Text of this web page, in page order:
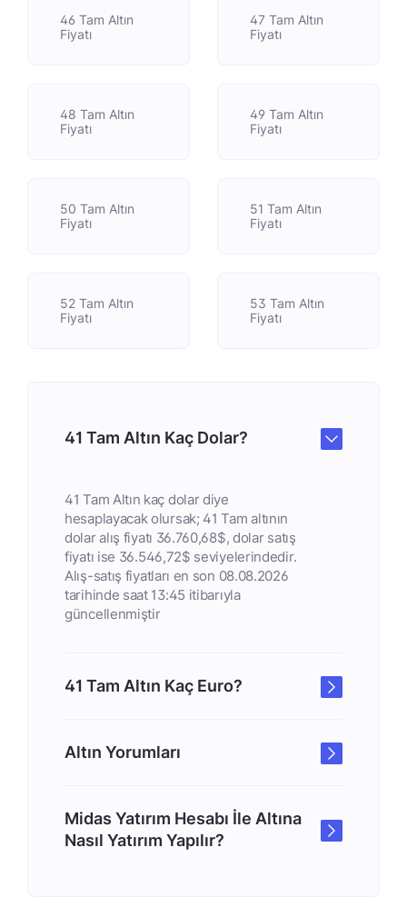
46 Tam Altın
Fiyatı
47 Tam Altın
Fiyatı
48 Tam Altın
Fiyatı
49 Tam Altın
Fiyatı
50 Tam Altın
Fiyatı
51 Tam Altın
Fiyatı
52 Tam Altın
Fiyatı
53 Tam Altın
Fiyatı
41 Tam Altın Kaç Dolar?
41 Tam Altın kaç dolar diye
hesaplayacak olursak; 41 Tam altının
dolar alış fiyatı 36.760,68$, dolar satış
fiyatı ise 36.546,72$ seviyelerindedir.
Alış-satış fiyatları en son 08.08.2026
tarihinde saat 13:45 itibarıyla
güncellenmiştir
41 Tam Altın Kaç Euro?
Altın Yorumları
Midas Yatırım Hesabı İle Altına
Nasıl Yatırım Yapılır?